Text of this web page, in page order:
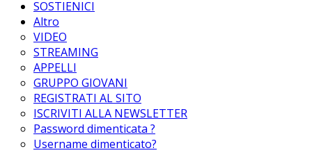
SOSTIENICI
Altro
VIDEO
STREAMING
APPELLI
GRUPPO GIOVANI
REGISTRATI AL SITO
ISCRIVITI ALLA NEWSLETTER
Password dimenticata ?
Username dimenticato?